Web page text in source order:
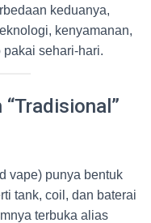
keduanya,
kenyamanan,
sehari-hari.
vape) punya bentuk
tank, coil, dan baterai
terbuka alias